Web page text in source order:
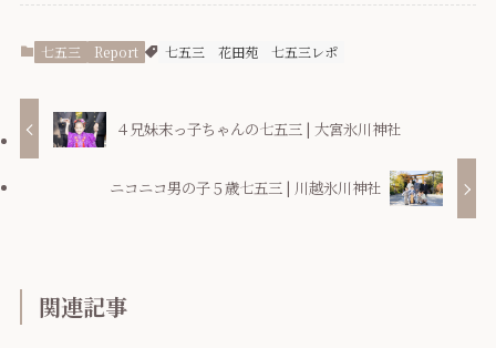
七五三 Report 七五三 花田苑 七五三レポ
４兄妹末っ子ちゃんの七五三 | 大宮氷川神社
ニコニコ男の子５歳七五三 | 川越氷川神社
関連記事